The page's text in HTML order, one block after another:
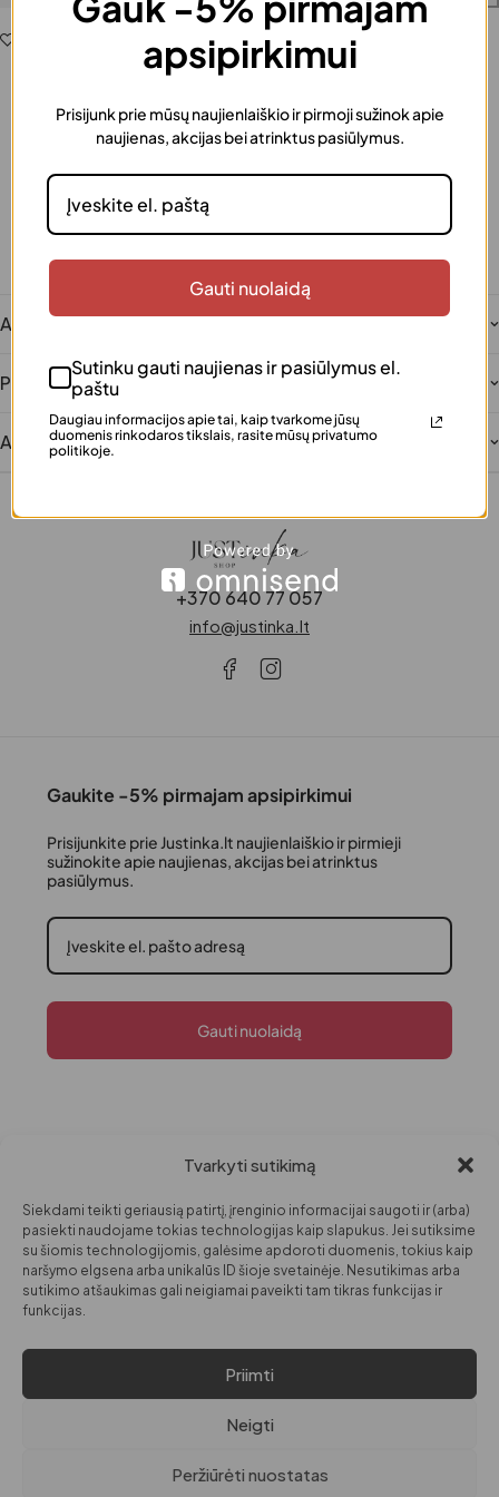
Tvarkyti sutikimą
Siekdami teikti geriausią patirtį, įrenginio informacijai saugoti ir (arba)
pasiekti naudojame tokias technologijas kaip slapukus. Jei sutiksime
su šiomis technologijomis, galėsime apdoroti duomenis, tokius kaip
naršymo elgsena arba unikalūs ID šioje svetainėje. Nesutikimas arba
sutikimo atšaukimas gali neigiamai paveikti tam tikras funkcijas ir
funkcijas.
Priimti
Neigti
Peržiūrėti nuostatas
Greitas pristatymas
Dovanos pakavimas
Šią prekę galima supakuoti kaip dovaną
Saugus atsiskaitymas
Patogūs ir saugūs mokėjimai
Klientų įvertinta
Šimtai patenkintų klientų
Aprašymas
Papildoma informacija
Atsiliepimai
+370 640 77 057
info@justinka.lt
Gaukite -5% pirmajam apsipirkimui
Prisijunkite prie Justinka.lt naujienlaiškio ir pirmieji
sužinokite apie naujienas, akcijas bei atrinktus
pasiūlymus.
Gauti nuolaidą
VYRAMS
VAIKAMS
GROŽIUI
INFORMACIJA
KONTAKTAI
VI: 10:00 – 14:00
PRIVATUMO POLITIKA
EL. PARDUOTUVĖS TAISYKLĖS
apsipirkimui
Prisijunk prie mūsų naujienlaiškio ir pirmoji sužinok apie
naujienas, akcijas bei atrinktus pasiūlymus.
Gauti nuolaidą
Sutinku gauti naujienas ir pasiūlymus el.
paštu
Daugiau informacijos apie tai, kaip tvarkome jūsų
duomenis rinkodaros tikslais, rasite mūsų privatumo
politikoje.